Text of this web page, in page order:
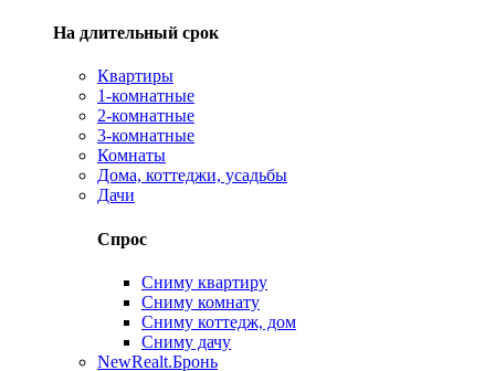
На длительный срок
Квартиры
1-комнатные
2-комнатные
3-комнатные
Комнаты
Дома, коттеджи, усадьбы
Дачи
Спрос
Сниму квартиру
Сниму комнату
Сниму коттедж, дом
Сниму дачу
NewRealt.Бронь